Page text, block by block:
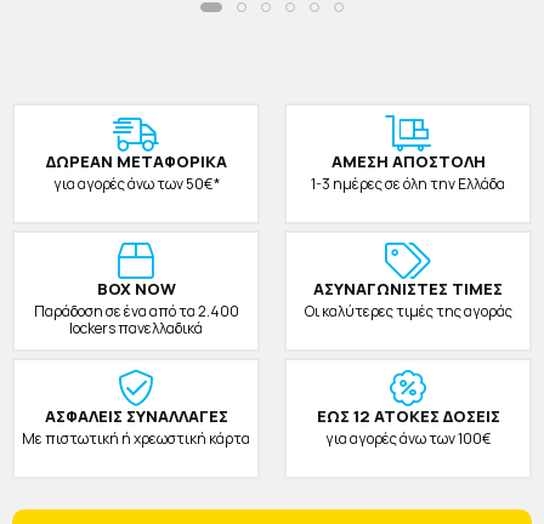
ΔΩΡΕAΝ ΜΕΤΑΦΟΡΙΚΑ
για αγορές άνω των 50€*
ΑΜΕΣΗ ΑΠΟΣΤΟΛΗ
1-3 ημέρες σε όλη την Ελλάδα
BOX NOW
Παράδοση σε ένα από τα 2.400
lockers πανελλαδικά
ΑΣΥΝΑΓΩΝΙΣΤΕΣ ΤΙΜΕΣ
Οι καλύτερες τιμές της αγοράς
ΑΣΦΑΛΕΙΣ ΣΥΝΑΛΛΑΓΕΣ
Με πιστωτική ή χρεωστική κάρτα
ΕΩΣ 12 ΑΤΟΚΕΣ ΔΟΣΕΙΣ
για αγορές άνω των 100€